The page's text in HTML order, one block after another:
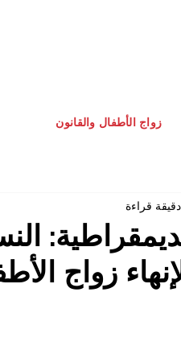
زواج
زواج الأطفال والقانون